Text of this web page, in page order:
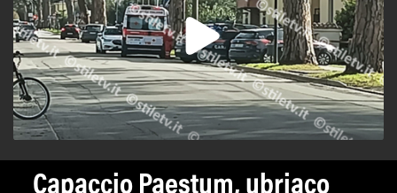
Capaccio Paestum, ubriaco